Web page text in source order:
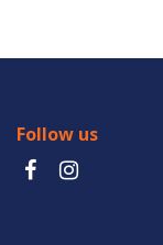
Follow us